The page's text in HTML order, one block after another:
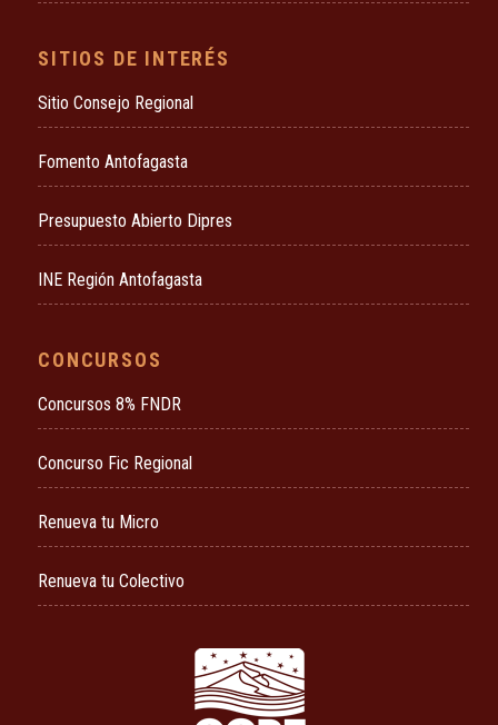
SITIOS DE INTERÉS
Sitio Consejo Regional
Fomento Antofagasta
Presupuesto Abierto Dipres
INE Región Antofagasta
CONCURSOS
Concursos 8% FNDR
Concurso Fic Regional
Renueva tu Micro
Renueva tu Colectivo